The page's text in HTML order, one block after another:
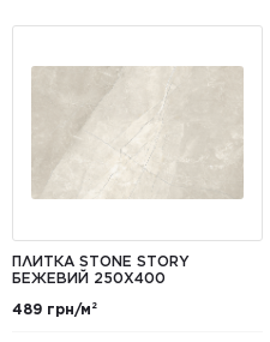
ПЛИТКА STONE STORY
БЕЖЕВИЙ 250X400
489 грн/м²